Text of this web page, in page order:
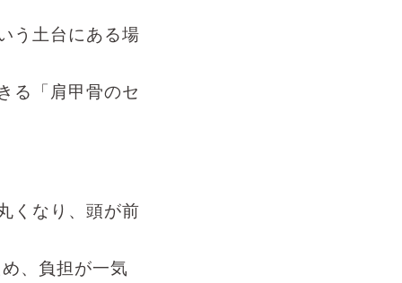
う土台にある場
る「肩甲骨のセ
くなり、頭が前
、負担が一気